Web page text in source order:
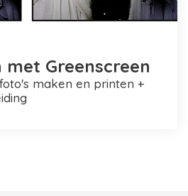
Greenscreen